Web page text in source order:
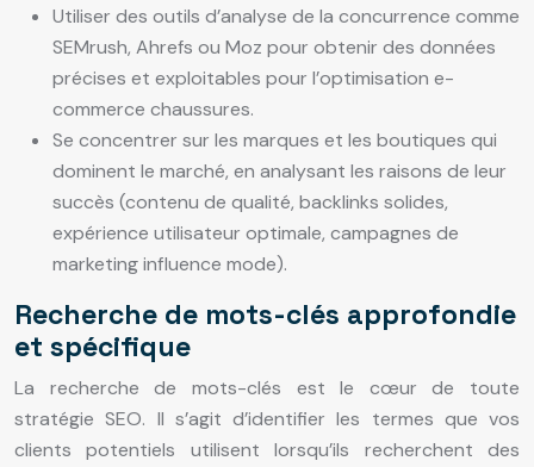
Utiliser des outils d’analyse de la concurrence comme
SEMrush, Ahrefs ou Moz pour obtenir des données
précises et exploitables pour l’optimisation e-
commerce chaussures.
Se concentrer sur les marques et les boutiques qui
dominent le marché, en analysant les raisons de leur
succès (contenu de qualité, backlinks solides,
expérience utilisateur optimale, campagnes de
marketing influence mode).
Recherche de mots-clés approfondie
et spécifique
La recherche de mots-clés est le cœur de toute
stratégie SEO. Il s’agit d’identifier les termes que vos
clients potentiels utilisent lorsqu’ils recherchent des